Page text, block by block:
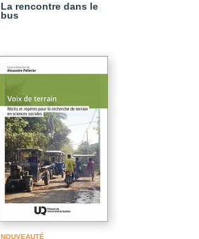
La rencontre dans le
bus
NOUVEAUTÉ